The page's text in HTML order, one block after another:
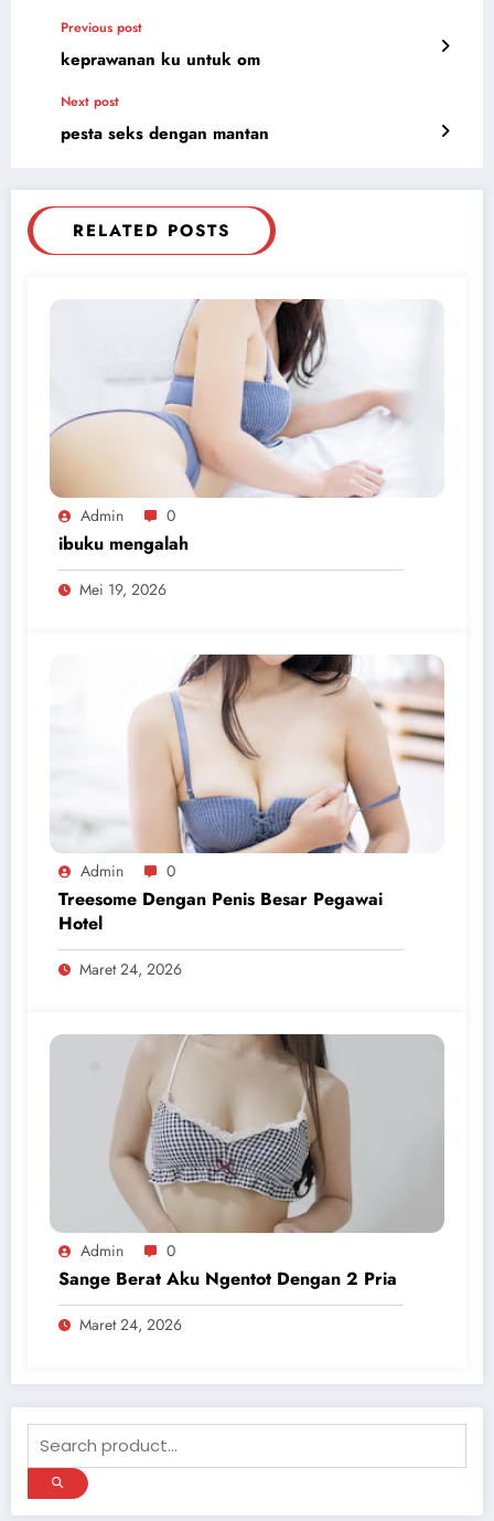
Previous post
keprawanan ku untuk om
Next post
pesta seks dengan mantan
RELATED POSTS
Admin 0
ibuku mengalah
Mei 19, 2026
Admin 0
Treesome Dengan Penis Besar Pegawai
Hotel
Maret 24, 2026
Admin 0
Sange Berat Aku Ngentot Dengan 2 Pria
Maret 24, 2026